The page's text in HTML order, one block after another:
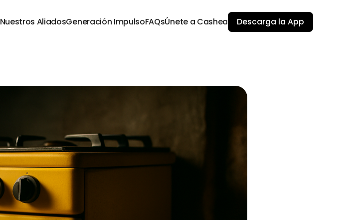
Nuestros AliadosGeneración ImpulsoFAQsÚnete a Cashea Descarga la App